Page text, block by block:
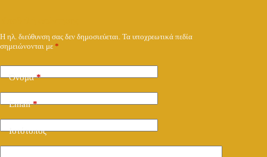
Η ηλ. διεύθυνση σας δεν δημοσιεύεται. Τα υποχρεωτικά πεδία
σημειώνονται με *
Όνομα*
Email*
Ιστότοπος